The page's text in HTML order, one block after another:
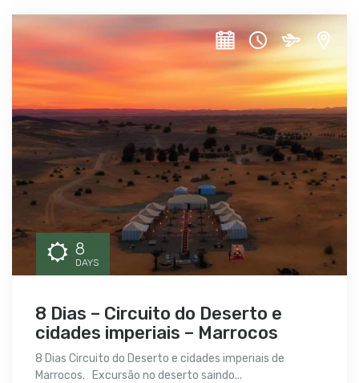
8
DAYS
8 Dias – Circuito do Deserto e
cidades imperiais – Marrocos
8 Dias Circuito do Deserto e cidades imperiais de
Marrocos. Excursão no deserto saindo...